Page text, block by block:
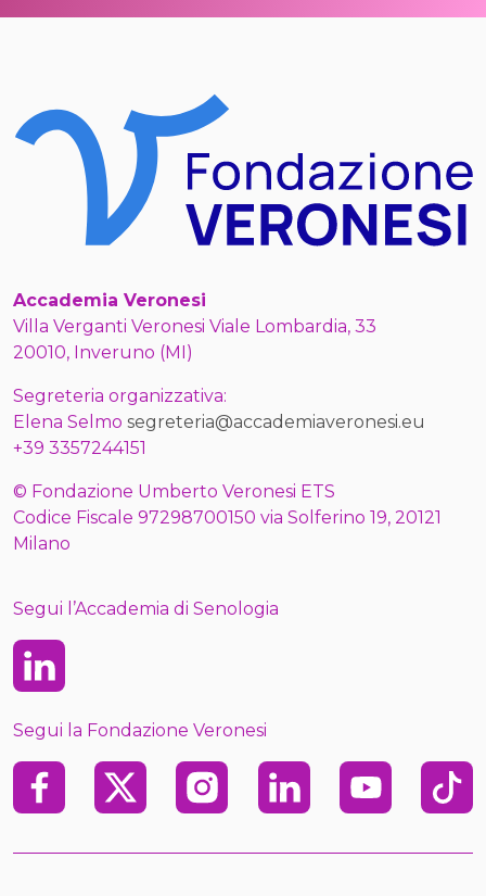
Accademia Veronesi
Villa Verganti Veronesi Viale Lombardia, 33
20010, Inveruno (MI)
Segreteria organizzativa:
Elena Selmo segreteria@accademiaveronesi.eu
+39 3357244151
© Fondazione Umberto Veronesi ETS
Codice Fiscale 97298700150 via Solferino 19, 20121
Milano
Segui l’Accademia di Senologia
Linkedin
Segui la Fondazione Veronesi
FacebookX InstagramLinkedin Youtube TikTok